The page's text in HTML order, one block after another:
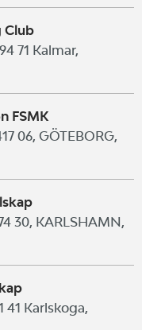
Club
71 Kalmar,
FSMK
06, GÖTEBORG,
30, KARLSHAMN,
41 Karlskoga,